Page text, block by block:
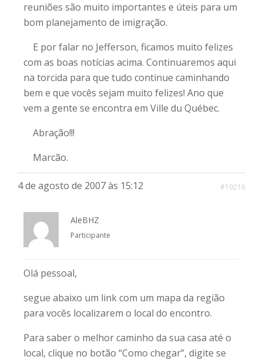
reuniões são muito importantes e úteis para um
bom planejamento de imigração.
E por falar no Jefferson, ficamos muito felizes
com as boas notícias acima. Continuaremos aqui
na torcida para que tudo continue caminhando
bem e que vocês sejam muito felizes! Ano que
vem a gente se encontra em Ville du Québec.
Abração!!!
Marcão.
4 de agosto de 2007 às 15:12 #19216
AleBHZ
Participante
Olá pessoal,
segue abaixo um link com um mapa da região
para vocês localizarem o local do encontro.
Para saber o melhor caminho da sua casa até o
local, clique no botão “Como chegar”, digite se